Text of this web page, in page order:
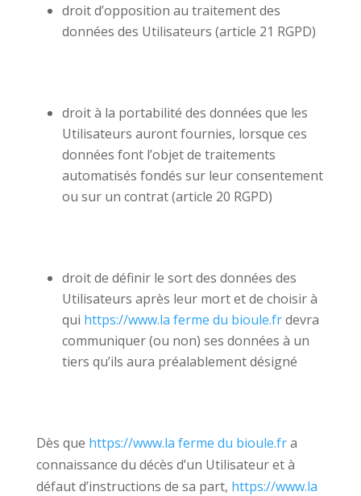
droit d’opposition au traitement des
données des Utilisateurs (article 21 RGPD)
droit à la portabilité des données que les
Utilisateurs auront fournies, lorsque ces
données font l’objet de traitements
automatisés fondés sur leur consentement
ou sur un contrat (article 20 RGPD)
droit de définir le sort des données des
Utilisateurs après leur mort et de choisir à
qui https://www.la ferme du bioule.frdevra
communiquer (ou non) ses données à un
tiers qu’ils aura préalablement désigné
Dès que https://www.la ferme du bioule.fra
connaissance du décès d’un Utilisateur et à
défaut d’instructions de sa part, https://www.la